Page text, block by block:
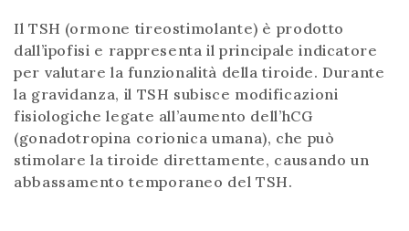
Il TSH (ormone tireostimolante) è prodotto
dall’ipofisi e rappresenta il principale indicatore
per valutare la funzionalità della tiroide. Durante
la gravidanza, il TSH subisce modificazioni
fisiologiche legate all’aumento dell’hCG
(gonadotropina corionica umana), che può
stimolare la tiroide direttamente, causando un
abbassamento temporaneo del TSH.